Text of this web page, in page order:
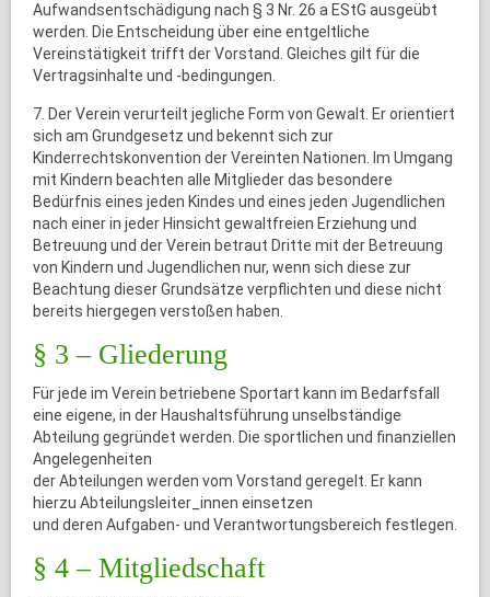
Aufwandsentschädigung nach § 3 Nr. 26 a EStG ausgeübt
werden. Die Entscheidung über eine entgeltliche
Vereinstätigkeit trifft der Vorstand. Gleiches gilt für die
Vertragsinhalte und -bedingungen.
7. Der Verein verurteilt jegliche Form von Gewalt. Er orientiert
sich am Grundgesetz und bekennt sich zur
Kinderrechtskonvention der Vereinten Nationen. Im Umgang
mit Kindern beachten alle Mitglieder das besondere
Bedürfnis eines jeden Kindes und eines jeden Jugendlichen
nach einer in jeder Hinsicht gewaltfreien Erziehung und
Betreuung und der Verein betraut Dritte mit der Betreuung
von Kindern und Jugendlichen nur, wenn sich diese zur
Beachtung dieser Grundsätze verpflichten und diese nicht
bereits hiergegen verstoßen haben.
§ 3 – Gliederung
Für jede im Verein betriebene Sportart kann im Bedarfsfall
eine eigene, in der Haushaltsführung unselbständige
Abteilung gegründet werden. Die sportlichen und finanziellen
Angelegenheiten
der Abteilungen werden vom Vorstand geregelt. Er kann
hierzu Abteilungsleiter_innen einsetzen
und deren Aufgaben- und Verantwortungsbereich festlegen.
§ 4 – Mitgliedschaft